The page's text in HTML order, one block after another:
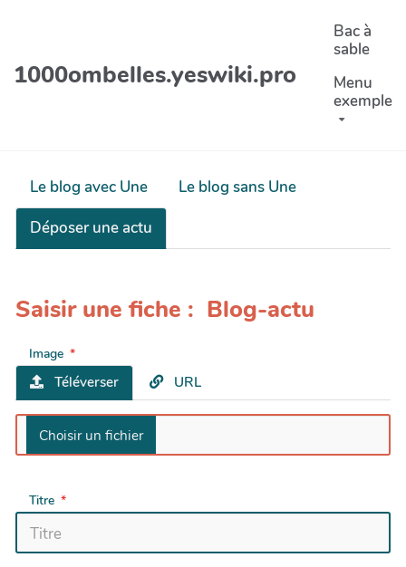
1000ombelles.yeswiki.pro
Bac à
sable
Menu
exemple
Le blog avec Une
Le blog sans Une
Déposer une actu
Saisir une fiche : Blog-actu
Image
Téléverser URL
Titre